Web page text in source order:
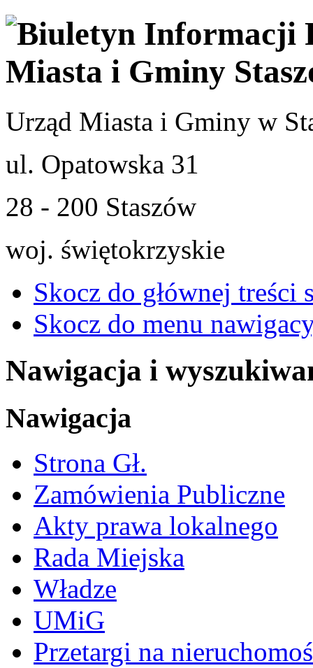
Urząd Miasta i Gminy w
ul. Opatowska 31
28 - 200 Staszów
woj. świętokrzyskie
Skocz do głównej treści
Skocz do menu
Nawigacja i
Nawigacja
Strona Gł.
Zamówienia Publiczne
Akty prawa lokalnego
Rada Miejska
Władze
UMiG
Przetargi na